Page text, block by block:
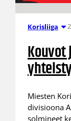
Korisliiga
Kouvot
Miesten
divisioona
solmineet